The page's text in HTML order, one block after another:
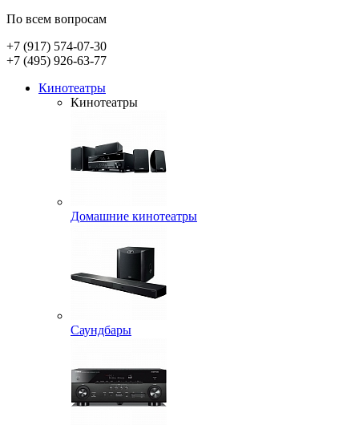
По всем вопросам
+7 (917) 574-07-30
+7 (495) 926-63-77
Кинотеатры
Кинотеатры
Домашние кинотеатры
Саундбары